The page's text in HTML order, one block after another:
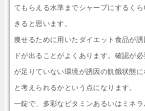
てもらえる水準までシャープにするく
きると思います。
痩せるために用いたダイエット食品が
ドが出ることがよくあります。確認が
が足りていない環境が誘因の飢餓状態
と考えられるかという点になります。
一錠で、多彩なビタミンあるいはミネ